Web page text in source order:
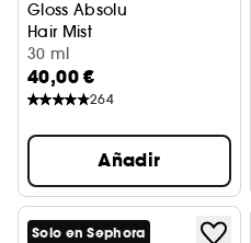
Gloss Absolu
Hair Mist
30 ml
40,00 €
264
Añadir
Solo en Sephora